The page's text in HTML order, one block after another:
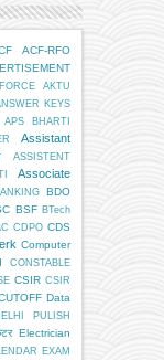
ACF-RFO
AKTU
KEYS
APS BHARTI
Assistant
ASSISTENT
Associate
BDO
BSF BTech
CDPO CDS
Computer
CONSTABLE
CSIR CSIR
Data
PULISH
Electrician
EXAM